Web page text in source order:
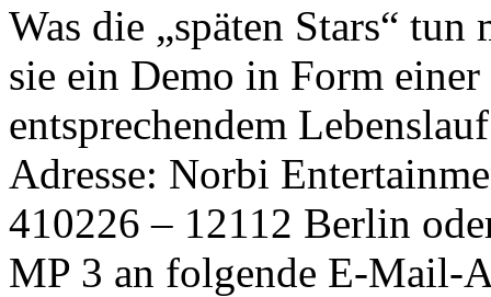
Was die „späten Stars“
sie ein Demo in Form
entsprechendem
Adresse: Norbi
410226 – 12112 Berlin
MP 3 an folgende E-Mail-